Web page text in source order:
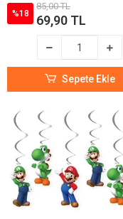
%18
85,00 TL
69,90 TL
Sepete Ekle